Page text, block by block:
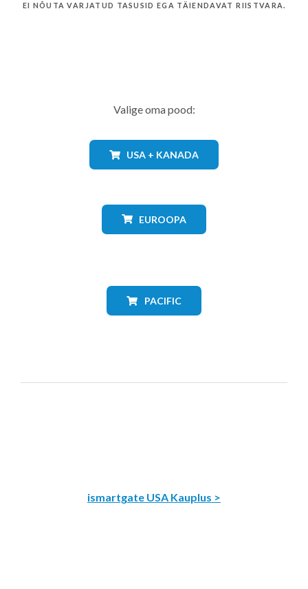
EI NÕUTA VARJATUD TASUSID EGA TÄIENDAVAT RIISTVARA.
Valige oma pood:
USA + KANADA
EUROOPA
PACIFIC
ismartgate USA Kauplus >